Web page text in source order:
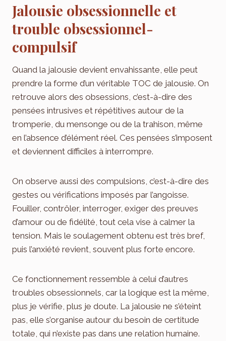
Jalousie obsessionnelle et
trouble obsessionnel-
compulsif
Quand la jalousie devient envahissante, elle peut
prendre la forme d’un véritable TOC de jalousie. On
retrouve alors des obsessions, c’est-à-dire des
pensées intrusives et répétitives autour de la
tromperie, du mensonge ou de la trahison, même
en l’absence d’élément réel. Ces pensées s’imposent
et deviennent difficiles à interrompre.
On observe aussi des compulsions, c’est-à-dire des
gestes ou vérifications imposés par l’angoisse.
Fouiller, contrôler, interroger, exiger des preuves
d’amour ou de fidélité, tout cela vise à calmer la
tension. Mais le soulagement obtenu est très bref,
puis l’anxiété revient, souvent plus forte encore.
Ce fonctionnement ressemble à celui d’autres
troubles obsessionnels, car la logique est la même,
plus je vérifie, plus je doute. La jalousie ne s’éteint
pas, elle s’organise autour du besoin de certitude
totale, qui n’existe pas dans une relation humaine.